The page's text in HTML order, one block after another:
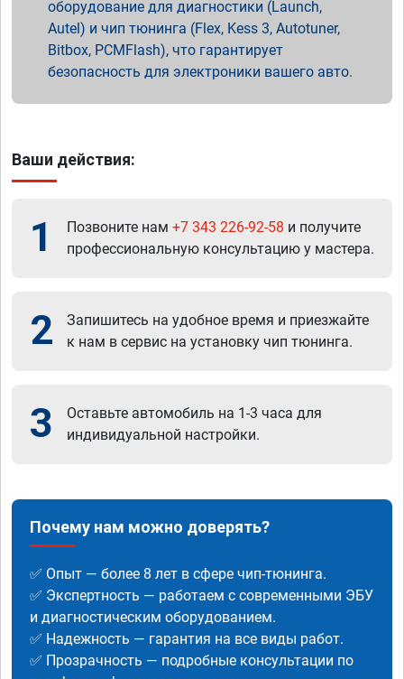
оборудование для диагностики (Launch,
Autel) и чип тюнинга (Flex, Kess 3, Autotuner,
Bitbox, PCMFlash), что гарантирует
безопасность для электроники вашего авто.
Ваши действия:
1 Позвоните нам +7 343 226-92-58 и получите
профессиональную консультацию у мастера.
2
Запишитесь на удобное время и приезжайте
к нам в сервис на установку чип тюнинга.
3
Оставьте автомобиль на 1-3 часа для
индивидуальной настройки.
Почему нам можно доверять?
✅ Опыт — более 8 лет в сфере чип-тюнинга.
✅ Экспертность — работаем с современными ЭБУ
и диагностическим оборудованием.
✅ Надежность — гарантия на все виды работ.
✅ Прозрачность — подробные консультации по